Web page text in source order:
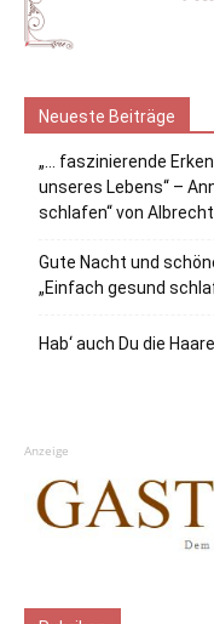
Neueste Beiträge
„… faszinierende
unseres Lebens“ –
schlafen“ von
Gute Nacht und
„Einfach gesund
Hab‘ auch Du die
Anzeige